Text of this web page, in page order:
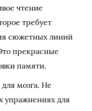
чтение
требует
сюжетных линий
прекрасные
памяти.
мозга. Не
упражнениях для